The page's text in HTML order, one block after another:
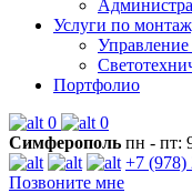
Услуги по
Портфолио
0
0
Симферополь пн - пт:
+7 (978)
Позвоните мне